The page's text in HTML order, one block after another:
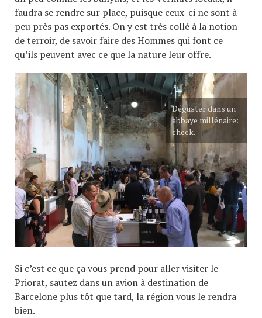
faudra se rendre sur place, puisque ceux-ci ne sont à
peu près pas exportés. On y est très collé à la notion
de terroir, de savoir faire des Hommes qui font ce
qu’ils peuvent avec ce que la nature leur offre.
Déguster dans un
abbaye millénaire:
check.
Si c’est ce que ça vous prend pour aller visiter le
Priorat, sautez dans un avion à destination de
Barcelone plus tôt que tard, la région vous le rendra
bien.